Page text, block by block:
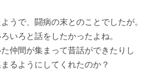
うで、闘病の末とのことでしたが。
いろと話をしたかったよね。
仲間が集まって昔話ができたりし
るようにしてくれたのか？